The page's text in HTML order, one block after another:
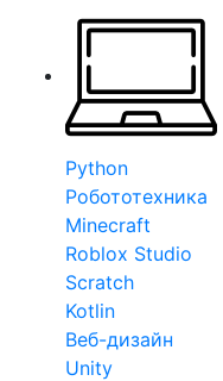
Python
Робототехника
Minecraft
Roblox Studio
Scratch
Kotlin
Веб-дизайн
Unity